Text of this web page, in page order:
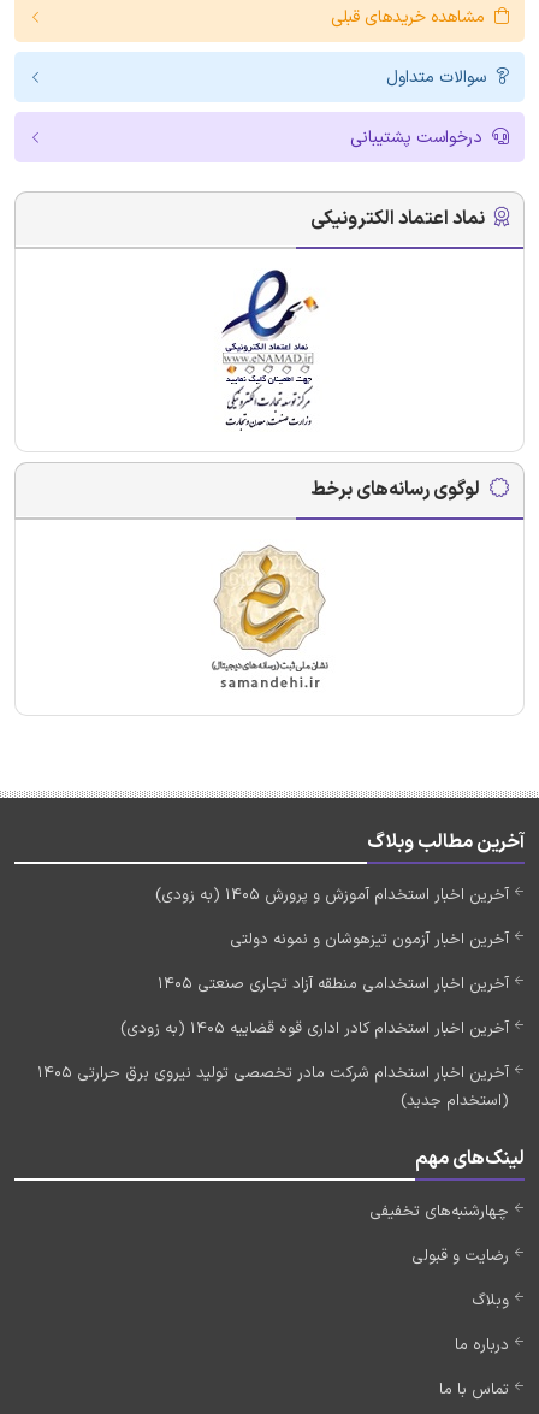
مشاهده خریدهای قبلی
سوالات متداول
درخواست پشتیبانی
نماد اعتماد الکترونیکی
لوگوی رسانه‌های برخط
آخرین مطالب وبلاگ
آخرین اخبار استخدام آموزش و پرورش 1405 (به زودی)
آخرین اخبار آزمون تیزهوشان و نمونه دولتی
آخرین اخبار استخدامی منطقه آزاد تجاری صنعتی 1405
آخرین اخبار استخدام کادر اداری قوه قضاییه 1405 (به زودی)
آخرین اخبار استخدام شرکت مادر تخصصی تولید نیروی برق حرارتی 1405
(استخدام جدید)
لینک‌های مهم
چهارشنبه‌های تخفیفی
رضایت و قبولی
وبلاگ
درباره ما
تماس با ما